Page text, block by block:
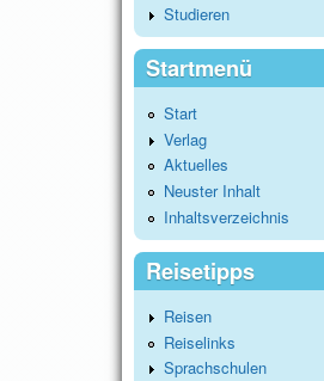
Studieren
Startmenü
Start
Verlag
Aktuelles
Neuster Inhalt
Inhaltsverzeichnis
Reisetipps
Reisen
Reiselinks
Sprachschulen